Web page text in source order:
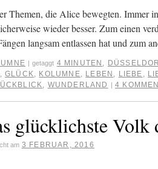
Themen, die Alice bewegten. Immer
wieder besser. Zum einen
langsam entlassen hat und zum
| getaggt 4 MINUTEN ,
,GLÜCK, KOLUMNE, LEBEN , LIEBE ,
, WUNDERLAND | 4
glücklichste Volk
am 3 FEBRUAR, 2016